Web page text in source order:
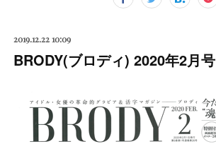
2019.12.22 10:09
BRODY(ブロディ) 2020年2月号